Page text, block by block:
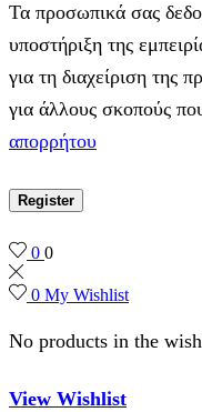
Τα προσωπικά σας
υποστήριξη της
για τη διαχείριση της
για άλλους σκοπούς
απορρήτου
Register
0 0
0 My Wishlist
No products in the
View Wishlist